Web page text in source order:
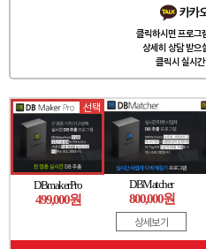
클릭하시면 프로그
상세히 상담 받으
클릭시 실시
DBmakerPro
499,000원
선택
DBMatcher
800,000원
상세보기